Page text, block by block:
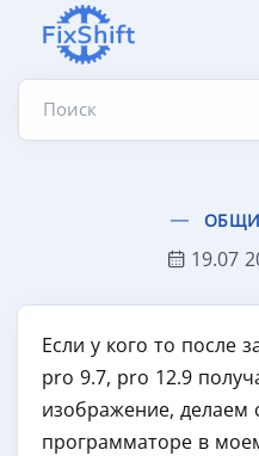
Поиск
19.07
Если у кого то после
pro 9.7, pro 12.9
изображение, делаем
программаторе в